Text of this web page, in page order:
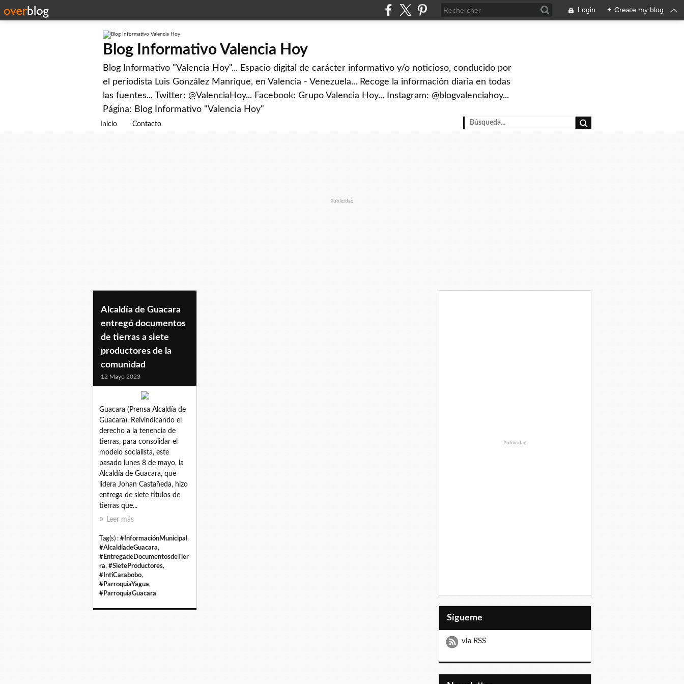
Login + Create my blog
Blog Informativo Valencia Hoy
Blog Informativo "Valencia Hoy"... Espacio digital de carácter informativo y/o noticioso, conducido por
el periodista Luis González Manrique, en Valencia - Venezuela... Recoge la información diaria en todas
las fuentes... Twitter: @ValenciaHoy... Facebook: Grupo Valencia Hoy... Instagram: @blogvalenciahoy...
Página: Blog Informativo "Valencia Hoy"
Inicio Contacto
Publicidad
sieteproductores
Alcaldía de Guacara
entregó documentos
de tierras a siete
productores de la
comunidad
12 Mayo 2023
Guacara (Prensa Alcaldía de
Guacara). Reivindicando el
derecho a la tenencia de
tierras, para consolidar el
modelo socialista, este
pasado lunes 8 de mayo, la
Alcaldía de Guacara, que
lidera Johan Castañeda, hizo
entrega de siete títulos de
tierras que...
Leer más
Tag(s) : #InformaciónMunicipal ,
#AlcaldíadeGuacara,
#EntregadeDocumentosdeTier
ra, #SieteProductores,
#IntiCarabobo,
#ParroquiaYagua,
#ParroquiaGuacara
Publicidad
Sígueme
via RSS